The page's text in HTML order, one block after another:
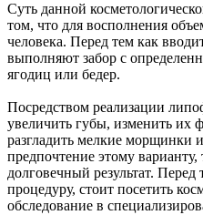
Суть данной
том, что для восполнения
человека. Перед тем как
выполняют забор с
ягодиц или бедер.
Посредством реализации
увеличить губы, изменить
разгладить мелкие морщинки
предпочтение этому
долговечный результат. Перед
процедуру, стоит посетить
обследование в